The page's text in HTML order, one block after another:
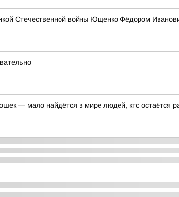
Отечественной войны Ющенко Фёдором
— мало найдётся в мире людей, кто